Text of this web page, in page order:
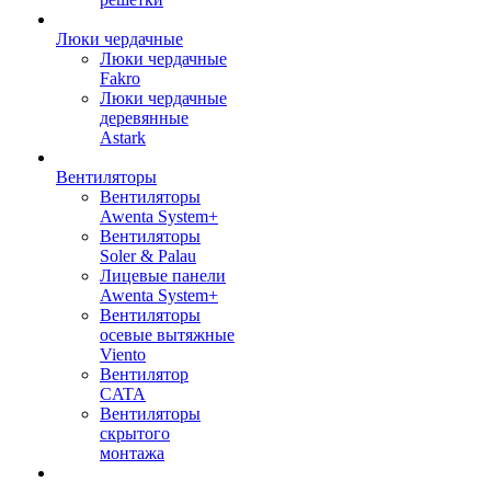
Люки чердачные
Люки чердачные
Fakro
Люки чердачные
деревянные
Astark
Вентиляторы
Вентиляторы
Awenta System+
Вентиляторы
Soler & Palau
Лицевые панели
Awenta System+
Вентиляторы
осевые вытяжные
Viento
Вентилятор
CATA
Вентиляторы
скрытого
монтажа